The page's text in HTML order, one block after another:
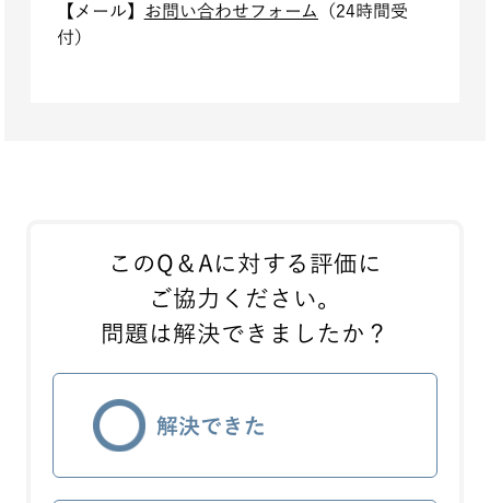
【メ ール】 お問い合わせフォーム
（24時間受
付）
このQ＆Aに対する評価に
ご協力ください。
問題は解決できましたか？
解決できた